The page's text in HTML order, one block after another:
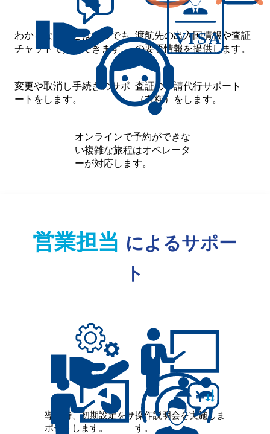
わからないことはいつでも
チャットで質問できます。
渡航先の出入国情報や査証
の要否情報を提供します。
変更や取消し手続きのサポ
ートをします。
査証の申請代行サポート
（有料）をします。
オンラインで予約ができな
い複雑な旅程はオペレータ
ーが対応します。
営業担当 によるサポー
ト
導入時、初期設定をサ
ポートします。
操作説明会を実施しま
す。